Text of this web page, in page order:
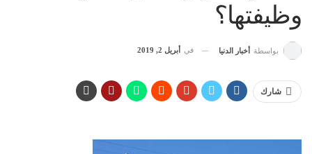
وظيفتها؟
بواسطة أخبار الدنيا في أبريل 2, 2019
شارك